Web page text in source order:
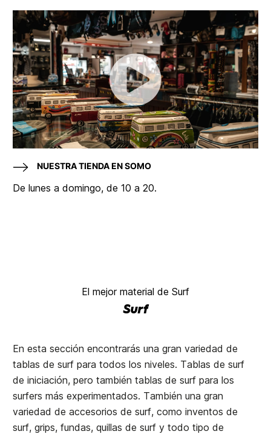
NUESTRA TIENDA EN SOMO
De lunes a domingo, de 10 a 20.
El mejor material de Surf
Surf
En esta sección encontrarás una gran variedad de
tablas de surf para todos los niveles. Tablas de surf
de iniciación, pero también tablas de surf para los
surfers más experimentados. También una gran
variedad de accesorios de surf, como inventos de
surf, grips, fundas, quillas de surf y todo tipo de